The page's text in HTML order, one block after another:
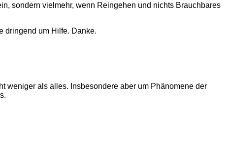
sondern vielmehr, wenn Reingehen und nichts Brauchbares
dringend um Hilfe. Danke.
weniger als alles. Insbesondere aber um Phänomene der